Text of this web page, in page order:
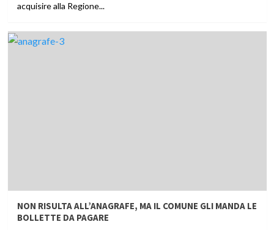
acquisire alla Regione...
NON RISULTA ALL’ANAGRAFE, MA IL COMUNE GLI MANDA LE
BOLLETTE DA PAGARE